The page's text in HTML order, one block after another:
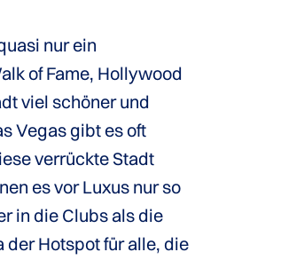
nur ein
of Fame, Hollywood
viel schöner und
Vegas gibt es oft
verrückte Stadt
es vor Luxus nur so
in die Clubs als die
Hotspot für alle, die